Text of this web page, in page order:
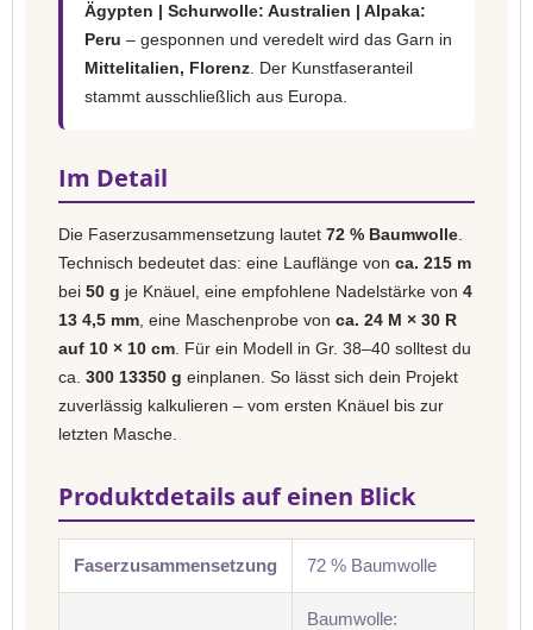
Ägypten | Schurwolle: Australien | Alpaka:
Peru – gesponnen und veredelt wird das Garn in
Mittelitalien, Florenz . Der Kunstfaseranteil
stammt ausschließlich aus Europa.
Im Detail
Die Faserzusammensetzung lautet 72 % Baumwolle
Technisch bedeutet das: eine Lauflänge von ca. 215 m
bei 50 g je Knäuel, eine empfohlene Nadelstärke von 4
13 4,5 mm , eine Maschenprobe von ca. 24 M × 30 R
auf 10 × 10 cm . Für ein Modell in Gr. 38–40 solltest du
ca. 300 13350 g einplanen. So lässt sich dein Projekt
zuverlässig kalkulieren – vom ersten Knäuel bis zur
letzten Masche.
Produktdetails auf einen Blick
Faserzusammensetzung 72 % Baumwolle
Baumwolle: